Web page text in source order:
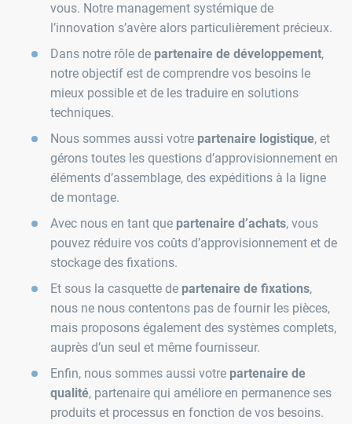
vous. Notre management systémique de
l’innovation s’avère alors particulièrement précieux.
Dans notre rôle de partenaire de développement,
notre objectif est de comprendre vos besoins le
mieux possible et de les traduire en solutions
techniques.
Nous sommes aussi votre partenaire logistique, et
gérons toutes les questions d’approvisionnement en
éléments d’assemblage, des expéditions à la ligne
de montage.
Avec nous en tant que partenaire d’achats, vous
pouvez réduire vos coûts d’approvisionnement et de
stockage des fixations.
Et sous la casquette de partenaire de fixations,
nous ne nous contentons pas de fournir les pièces,
mais proposons également des systèmes complets,
auprès d’un seul et même fournisseur.
Enfin, nous sommes aussi votre partenaire de
qualité, partenaire qui améliore en permanence ses
produits et processus en fonction de vos besoins.